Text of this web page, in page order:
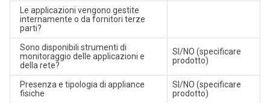
Le applicazioni vengono gestite
internamente o da fornitori terze
parti?
Sono disponibili strumenti di
monitoraggio delle applicazioni e
della rete?
SI/NO (specificare
prodotto)
Presenza e tipologia di appliance
fisiche
SI/NO (specificare
prodotto)